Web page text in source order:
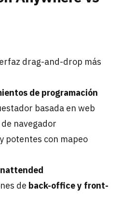
drag-and-drop más
de programación
basada en web
navegador
potentes con mapeo
de back-office y front-